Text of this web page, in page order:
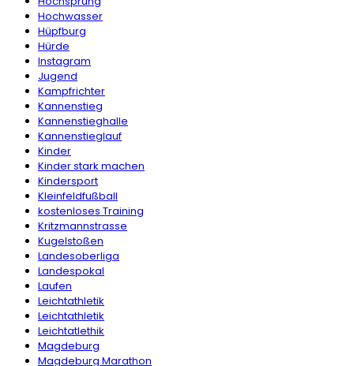
Hochwasser
Hüpfburg
Hürde
Instagram
Jugend
Kampfrichter
Kannenstieg
Kannenstieghalle
Kannenstieglauf
Kinder
Kinder stark machen
Kindersport
Kleinfeldfußball
kostenloses Training
Kritzmannstrasse
Kugelstoßen
Landesoberliga
Landespokal
Laufen
Leichtathletik
Leichtathletik
Leichtatlethik
Magdeburg
Magdeburg Marathon